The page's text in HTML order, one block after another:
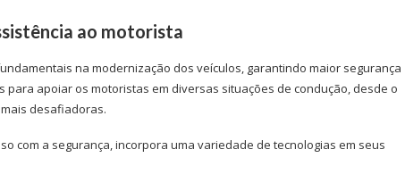
ao motorista
na modernização dos veículos, garantindo maior segurança
apoiar os motoristas em diversas situações de condução, desde o
desafiadoras.
com a segurança, incorpora uma variedade de tecnologias em seus